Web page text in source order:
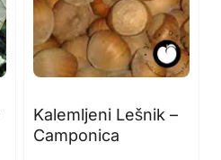
Kalemljeni Lešnik –
Camponica